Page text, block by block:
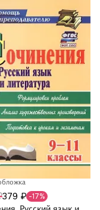
379 ₽ -17%